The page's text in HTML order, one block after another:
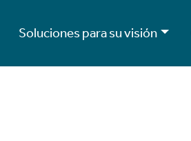
Soluciones para su visión